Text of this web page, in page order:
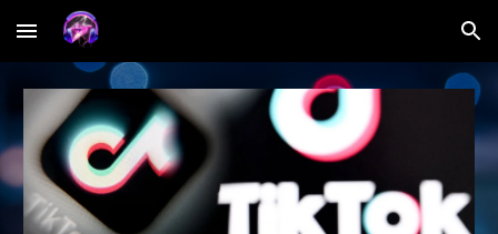
Skip to main content Skip to navigation